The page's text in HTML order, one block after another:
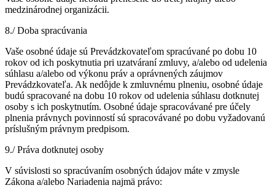
medzinárodnej organizácii.
8./ Doba spracúvania
Vaše osobné údaje sú Prevádzkovateľom spracúvané po dobu 10
rokov od ich poskytnutia pri uzatváraní zmluvy, a/alebo od udelenia
súhlasu a/alebo od výkonu práv a oprávnených záujmov
Prevádzkovateľa. Ak nedôjde k zmluvnému plneniu, osobné údaje
budú spracované na dobu 10 rokov od udelenia súhlasu dotknutej
osoby s ich poskytnutím. Osobné údaje spracovávané pre účely
plnenia právnych povinností sú spracovávané po dobu vyžadovanú
príslušným právnym predpisom.
9./ Práva dotknutej osoby
V súvislosti so spracúvaním osobných údajov máte v zmysle
Zákona a/alebo Nariadenia najmä právo: